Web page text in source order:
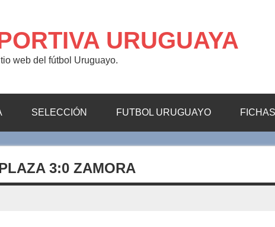
URUGUAYA
web del fútbol Uruguayo.
SELECCIÓN FUTBOL URUGUAYO
3:0 ZAMORA